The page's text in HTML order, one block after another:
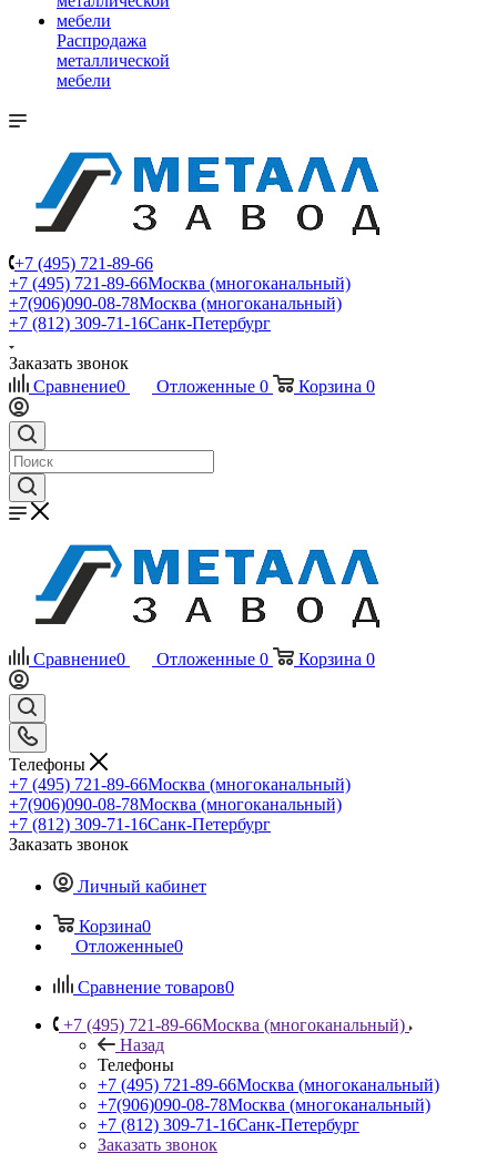
Распродажа
металлической
мебели
+7 (495) 721-89-66
+7 (495) 721-89-66Москва (многоканальный)
+7(906)090-08-78Москва (многоканальный)
+7 (812) 309-71-16Санк-Петербург
Заказать звонок
Сравнение0 Отложенные 0 Корзина 0
Сравнение0 Отложенные 0 Корзина 0
Телефоны
+7 (495) 721-89-66Москва (многоканальный)
+7(906)090-08-78Москва (многоканальный)
+7 (812) 309-71-16Санк-Петербург
Заказать звонок
Личный кабинет
Корзина0
Отложенные0
Сравнение товаров0
+7 (495) 721-89-66Москва (многоканальный)
Назад
Телефоны
+7 (495) 721-89-66Москва (многоканальный)
+7(906)090-08-78Москва (многоканальный)
+7 (812) 309-71-16Санк-Петербург
Заказать звонок